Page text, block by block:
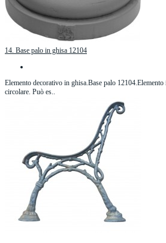
14. Base palo in ghisa 12104
Elemento decorativo in ghisa.Base palo
circolare. Può es..